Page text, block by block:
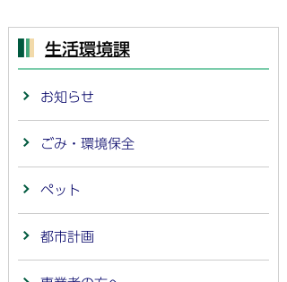
生活環境課
お知らせ
ごみ・環境保全
ペット
都市計画